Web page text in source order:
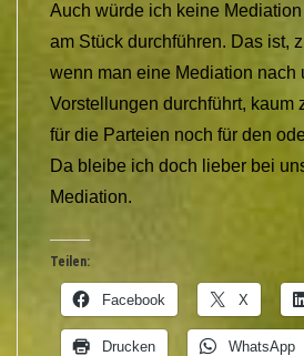
Auch würde ich keine
am Stück durchführen. Das ist,
wenn man eine Mediation nach
Vorstellungen durchführt, kaum
für die Parteien noch für den
Da bleibe ich doch lieber bei
Mediation.
Teilen:
Facebook X
Drucken WhatsApp